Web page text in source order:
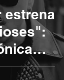
estrena
la